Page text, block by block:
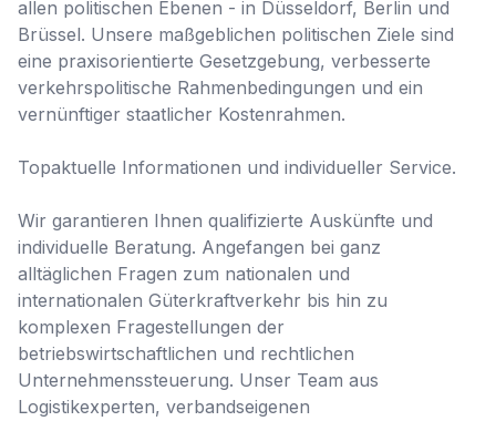
allen politischen Ebenen - in Düsseldorf, Berlin und
Brüssel. Unsere maßgeblichen politischen Ziele sind
eine praxisorientierte Gesetzgebung, verbesserte
verkehrspolitische Rahmenbedingungen und ein
vernünftiger staatlicher Kostenrahmen.
Topaktuelle Informationen und individueller Service.
Wir garantieren Ihnen qualifizierte Auskünfte und
individuelle Beratung. Angefangen bei ganz
alltäglichen Fragen zum nationalen und
internationalen Güterkraftverkehr bis hin zu
komplexen Fragestellungen der
betriebswirtschaftlichen und rechtlichen
Unternehmenssteuerung. Unser Team aus
Logistikexperten, verbandseigenen